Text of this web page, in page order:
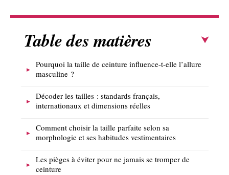
Table des matières
Pourquoi la taille de ceinture influence-t-elle l’allure
masculine ?
Décoder les tailles : standards français,
internationaux et dimensions réelles
Comment choisir la taille parfaite selon sa
morphologie et ses habitudes vestimentaires
Les pièges à éviter pour ne jamais se tromper de
ceinture